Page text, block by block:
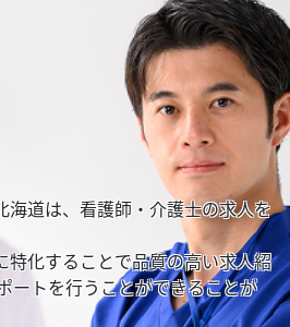
海道は、看護師・介護士の求人を
特化することで品質の高い求人紹
ートを行うことができることが